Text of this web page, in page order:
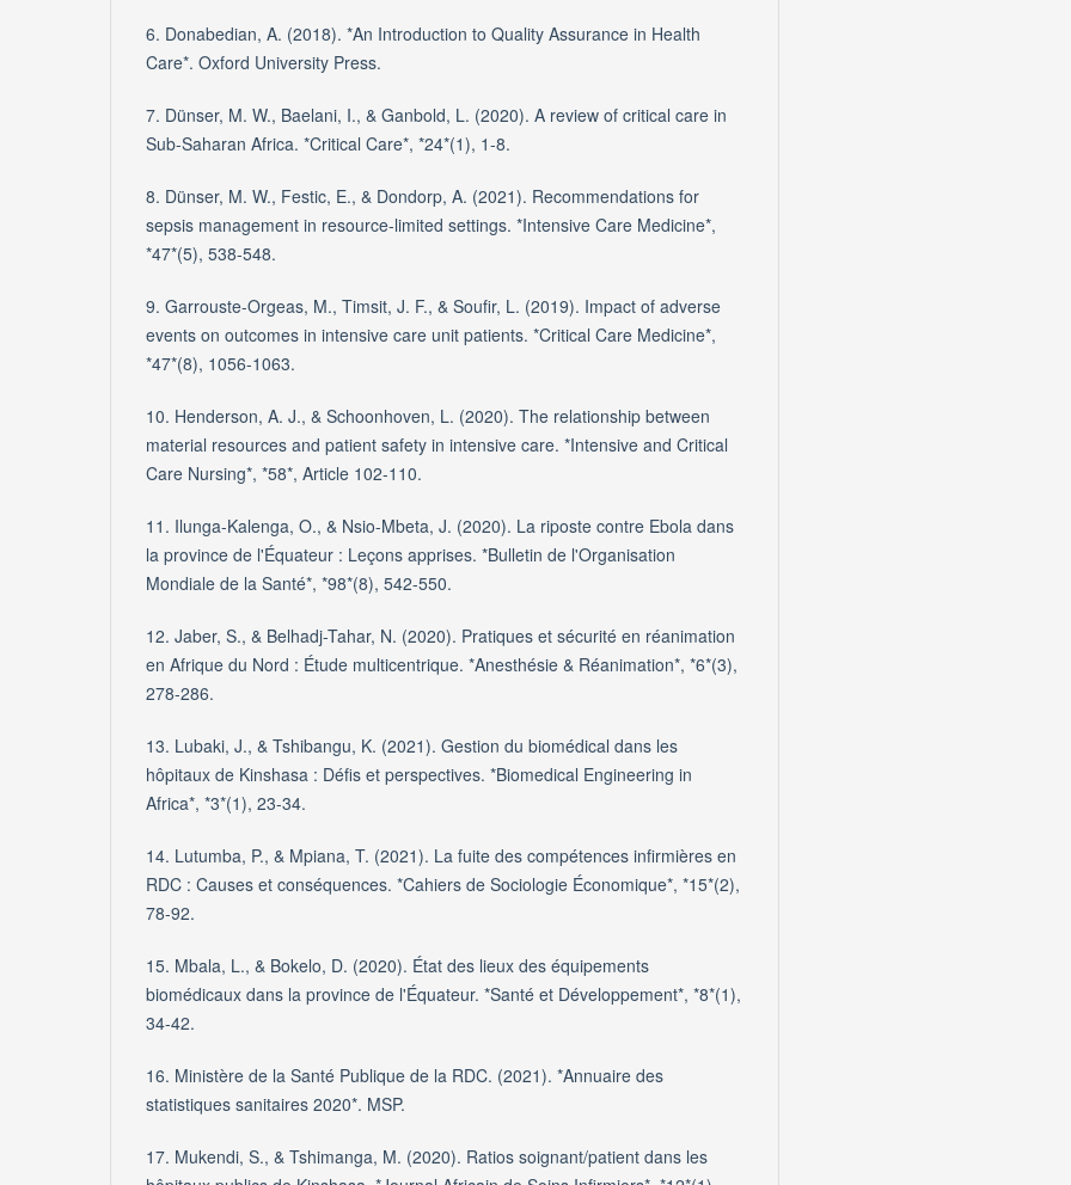
6. Donabedian, A. (2018). *An Introduction to Quality Assurance in Health
Care*. Oxford University Press.
7. Dünser, M. W., Baelani, I., & Ganbold, L. (2020). A review of critical care in
Sub-Saharan Africa. *Critical Care*, *24*(1), 1-8.
8. Dünser, M. W., Festic, E., & Dondorp, A. (2021). Recommendations for
sepsis management in resource-limited settings. *Intensive Care Medicine*,
*47*(5), 538-548.
9. Garrouste-Orgeas, M., Timsit, J. F., & Soufir, L. (2019). Impact of adverse
events on outcomes in intensive care unit patients. *Critical Care Medicine*,
*47*(8), 1056-1063.
10. Henderson, A. J., & Schoonhoven, L. (2020). The relationship between
material resources and patient safety in intensive care. *Intensive and Critical
Care Nursing*, *58*, Article 102-110.
11. Ilunga-Kalenga, O., & Nsio-Mbeta, J. (2020). La riposte contre Ebola dans
la province de l'Équateur : Leçons apprises. *Bulletin de l'Organisation
Mondiale de la Santé*, *98*(8), 542-550.
12. Jaber, S., & Belhadj-Tahar, N. (2020). Pratiques et sécurité en réanimation
en Afrique du Nord : Étude multicentrique. *Anesthésie & Réanimation*, *6*(3),
278-286.
13. Lubaki, J., & Tshibangu, K. (2021). Gestion du biomédical dans les
hôpitaux de Kinshasa : Défis et perspectives. *Biomedical Engineering in
Africa*, *3*(1), 23-34.
14. Lutumba, P., & Mpiana, T. (2021). La fuite des compétences infirmières en
RDC : Causes et conséquences. *Cahiers de Sociologie Économique*, *15*(2),
78-92.
15. Mbala, L., & Bokelo, D. (2020). État des lieux des équipements
biomédicaux dans la province de l'Équateur. *Santé et Développement*, *8*(1),
34-42.
16. Ministère de la Santé Publique de la RDC. (2021). *Annuaire des
statistiques sanitaires 2020*. MSP.
17. Mukendi, S., & Tshimanga, M. (2020). Ratios soignant/patient dans les